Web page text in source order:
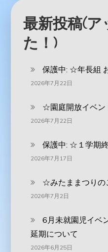
最新投稿(
た！)
保護中: ‪☆年長組
2026年7月22日
☆園庭開放イベ
2026年7月22日
保護中: ☆１学期
2026年7月17日
☆みたままつり
2026年7月2日
6月未就園児イベ
延期について
2026年6月25日